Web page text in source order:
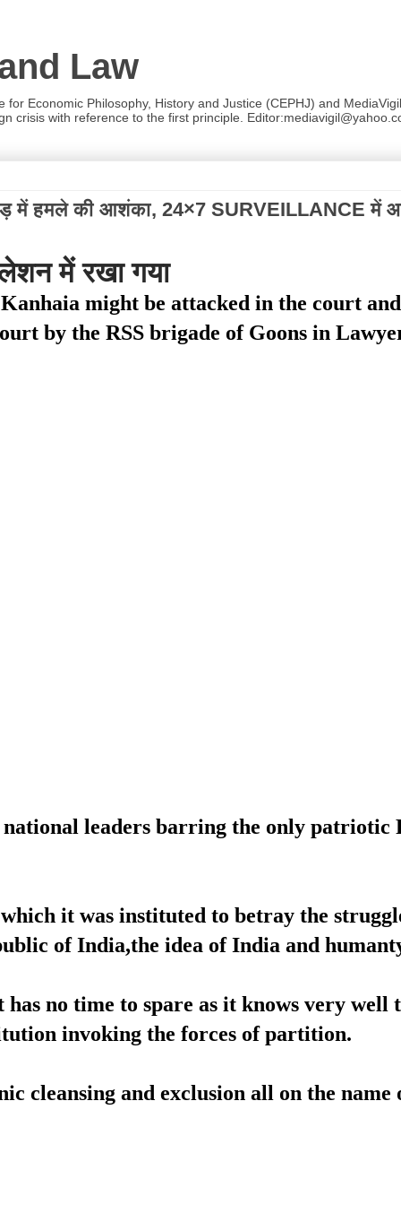
Law
Economic Philosophy, History and Justice (CEPHJ) and
crisis with reference to the first principle.
में हमले की आशंका, 24×7 SURVEILLANCE में
में रखा गया
might be attacked in the court and
by the RSS brigade of Goons in
leaders barring the only patriotic
it was instituted to betray the
of India,the idea of India and
no time to spare as it knows very well
invoking the forces of partition.
cleansing and exclusion all on the